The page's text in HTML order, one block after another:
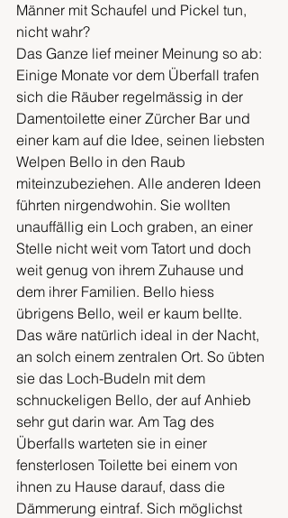
Männer mit Schaufel und Pickel tun,
nicht wahr?
Das Ganze lief meiner Meinung so ab:
Einige Monate vor dem Überfall trafen
sich die Räuber regelmässig in der
Damentoilette einer Zürcher Bar und
einer kam auf die Idee, seinen liebsten
Welpen Bello in den Raub
miteinzubeziehen. Alle anderen Ideen
führten nirgendwohin. Sie wollten
unauffällig ein Loch graben, an einer
Stelle nicht weit vom Tatort und doch
weit genug von ihrem Zuhause und
dem ihrer Familien. Bello hiess
übrigens Bello, weil er kaum bellte.
Das wäre natürlich ideal in der Nacht,
an solch einem zentralen Ort. So übten
sie das Loch-Budeln mit dem
schnuckeligen Bello, der auf Anhieb
sehr gut darin war. Am Tag des
Überfalls warteten sie in einer
fensterlosen Toilette bei einem von
ihnen zu Hause darauf, dass die
Dämmerung eintraf. Sich möglichst